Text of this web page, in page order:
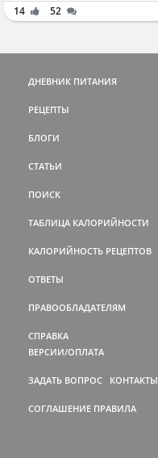
14 52
ДНЕВНИК ПИТАНИЯ
РЕЦЕПТЫ
БЛОГИ
СТАТЬИ
ПОИСК
ТАБЛИЦА КАЛОРИЙНОСТИ
КАЛОРИЙНОСТЬ РЕЦЕПТОВ
ОТВЕТЫ
ПРАВООБЛАДАТЕЛЯМ
СПРАВКА
ВЕРСИИ/ОПЛАТА
ЗАДАТЬ ВОПРОС КОНТАКТЫ
СОГЛАШЕНИЕ ПРАВИЛА